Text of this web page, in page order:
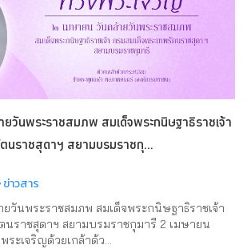
ยวันพระราชสมภพ สมเด็จพระกนิษฐาธิราชเจ้า
นราชสุดาฯ สยามบรมราชกุ...
ข่าวสาร
ยวันพระราชสมภพ สมเด็จพระกนิษฐาธิราชเจ้า
นราชสุดาฯ สยามบรมราชกุมารี 2 เมษายน
ระเจริญด้วยเกล้าด้ว...